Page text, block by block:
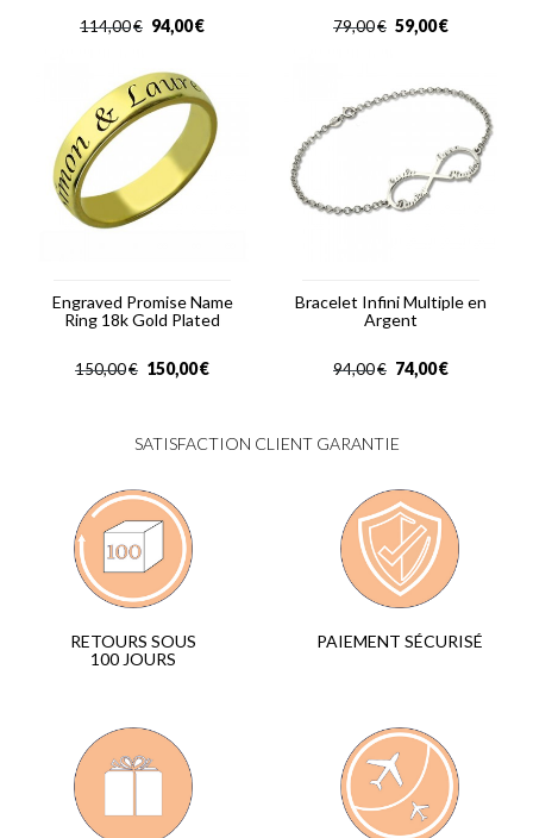
€
114,00 €
94,00 €
79,00 €
59,00
Engraved Promise Name
Ring 18k Gold Plated
€
150,00 €
150,00
Bracelet Infini Multiple en
Argent
€
94,00 €
74,00
SATISFACTION CLIENT GARANTIE
RETOURS SOUS
100 JOURS
PAIEMENT SÉCURISÉ